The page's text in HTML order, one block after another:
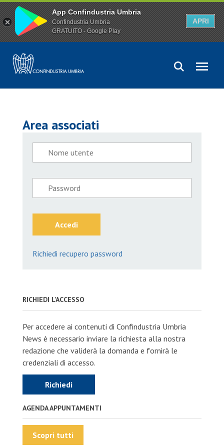
Area associati
Accedi
Richiedi recupero password
RICHIEDI L'ACCESSO
Per accedere ai contenuti di Confindustria Umbria
News è necessario inviare la richiesta alla nostra
redazione che validerà la domanda e fornirà le
credenziali di accesso.
Richiedi
AGENDA APPUNTAMENTI
Scopri tutti
App Confindustria Umbria
Confindustria Umbria
GRATUITO - Google Play
APRI